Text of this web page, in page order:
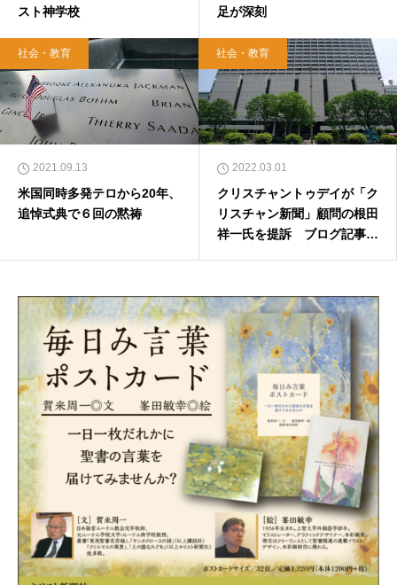
スト神学校
足が深刻
社会・教育
2021.09.13
米国同時多発テロから20年、
追悼式典で６回の黙祷
社会・教育
2022.03.01
クリスチャントゥデイが「ク
リスチャン新聞」顧問の根田
祥一氏を提訴 ブログ記事拡